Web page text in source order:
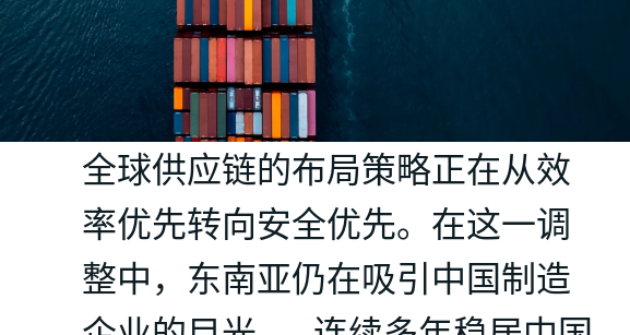
全球供应链的布局策略正在从效
率优先转向安全优先。在这一调
整中，东南亚仍在吸引中国制造